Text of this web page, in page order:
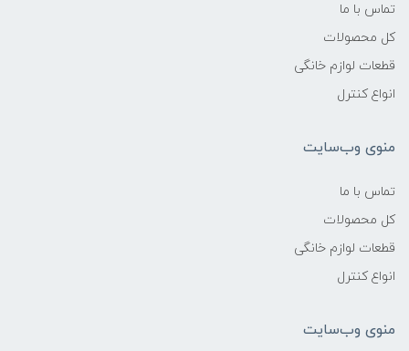
تماس با ما
کل محصولات
قطعات لوازم خانگی
انواع کنترل
منوی وب‌سایت
تماس با ما
کل محصولات
قطعات لوازم خانگی
انواع کنترل
منوی وب‌سایت